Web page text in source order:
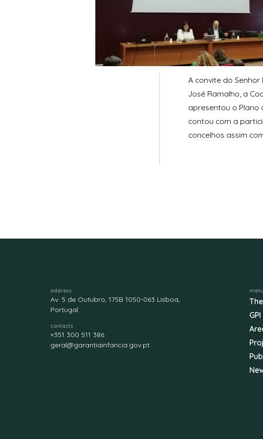
A convite do Senhor
José Ramalho, a
apresentou o Plano
contou com a
concelhos assim
address
Av. 5 de Outubro, 175B 1050-063 Lisboa,
Portugal
contacts
+351 300 511 386
geral@garantiainfancia.gov.pt